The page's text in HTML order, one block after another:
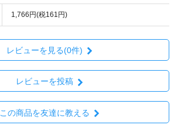
1,766円(税161円)
レビューを見る(0件)
レビューを投稿
この商品を友達に教える